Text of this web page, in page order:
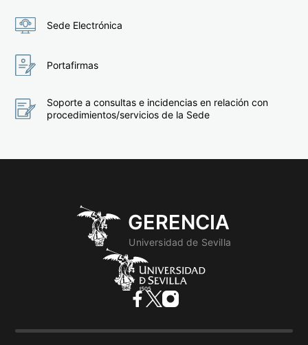
Sede Electrónica
Portafirmas
Soporte a consultas e incidencias en relación con
procedimientos/servicios de la Sede